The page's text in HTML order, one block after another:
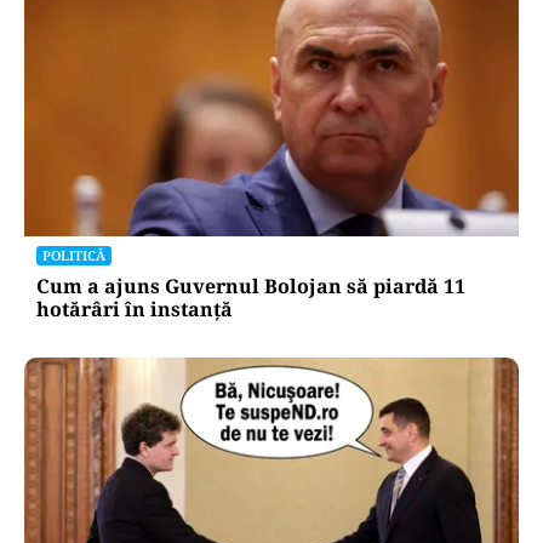
POLITICĂ
Cum a ajuns Guvernul Bolojan să piardă 11
hotărâri în instanță